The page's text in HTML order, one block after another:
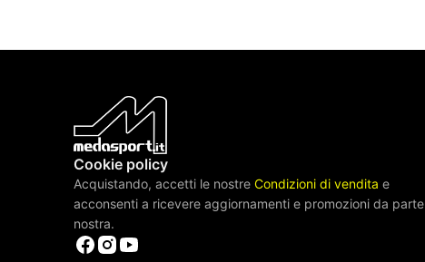
Cookie policy
Acquistando, accetti le nostre Condizioni di vendita e
acconsenti a ricevere aggiornamenti e promozioni da parte
nostra.